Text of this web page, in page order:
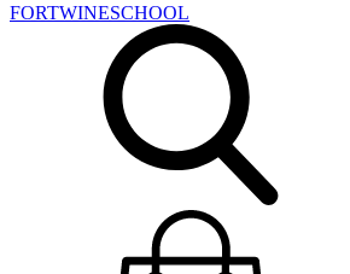
FORTWINESCHOOL